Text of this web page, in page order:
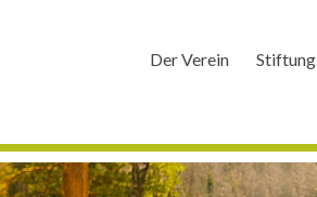
Der Verein Stiftung